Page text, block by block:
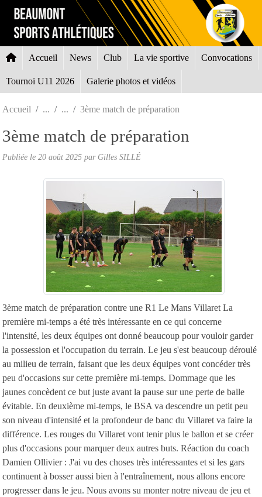
Accueil News Club La vie sportive Convocations
Tournoi U11 2026 Galerie photos et vidéos
Accueil 3ème match de préparation
3ème match de préparation
Publiée le 20 août 2025 par Gilles SILLÉ
3ème match de préparation contre une R1 Le Mans Villaret La
première mi-temps a été très intéressante en ce qui concerne
l'intensité, les deux équipes ont donné beaucoup pour vouloir garder
la possession et l'occupation du terrain. Le jeu s'est beaucoup déroulé
au milieu de terrain, faisant que les deux équipes vont concéder très
peu d'occasions sur cette première mi-temps. Dommage que les
jaunes concèdent ce but juste avant la pause sur une perte de balle
évitable. En deuxième mi-temps, le BSA va descendre un petit peu
son niveau d'intensité et la profondeur de banc du Villaret va faire la
différence. Les rouges du Villaret vont tenir plus le ballon et se créer
plus d'occasions pour marquer deux autres buts. Réaction du coach
Damien Ollivier : J'ai vu des choses très intéressantes et si les gars
continuent à bosser aussi bien à l'entraînement, nous allons encore
progresser dans le jeu. Nous avons su monter notre niveau de jeu et
Panneau de gestion des cookies